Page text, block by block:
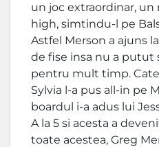
un joc extraordinar, un
high, simtindu-l pe
Astfel Merson a ajuns
de fise insa nu a
pentru mult timp.
Sylvia l-a pus all-in pe
boardul i-a adus lui
A la 5 si acesta a
toate acestea, Greg